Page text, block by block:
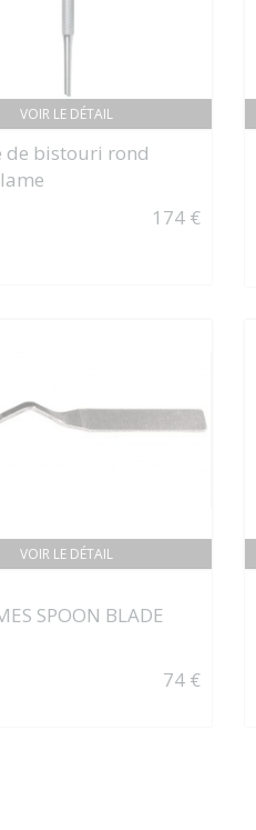
VOIR LE DÉTAIL
de bistouri rond
174 €
VOIR LE DÉTAIL
SPOON BLADE
74 €